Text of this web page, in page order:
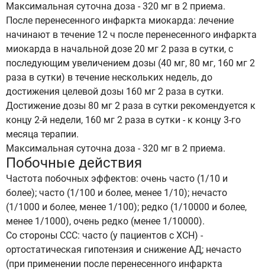
Максимальная суточна доза - 320 мг в 2 приема.
После перенесенного инфаркта миокарда: лечение
начинают в течение 12 ч после перенесенного инфаркта
миокарда в начальной дозе 20 мг 2 раза в сутки, с
последующим увеличением дозы (40 мг, 80 мг, 160 мг 2
раза в сутки) в течение нескольких недель, до
достижения целевой дозы 160 мг 2 раза в сутки.
Достижение дозы 80 мг 2 раза в сутки рекомендуется к
концу 2-й недели, 160 мг 2 раза в сутки - к концу 3-го
месяца терапии.
Максимальная суточна доза - 320 мг в 2 приема.
Побочные действия
Частота побочных эффектов: очень часто (1/10 и
более); часто (1/100 и более, менее 1/10); нечасто
(1/1000 и более, менее 1/100); редко (1/10000 и более,
менее 1/1000), очень редко (менее 1/10000).
Со стороны ССС: часто (у пациентов с ХСН) -
ортостатическая гипотензия и снижение АД; нечасто
(при применении после перенесенного инфаркта